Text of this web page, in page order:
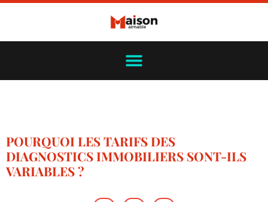
POURQUOI LES TARIFS DES
DIAGNOSTICS IMMOBILIERS SONT-ILS
VARIABLES ?